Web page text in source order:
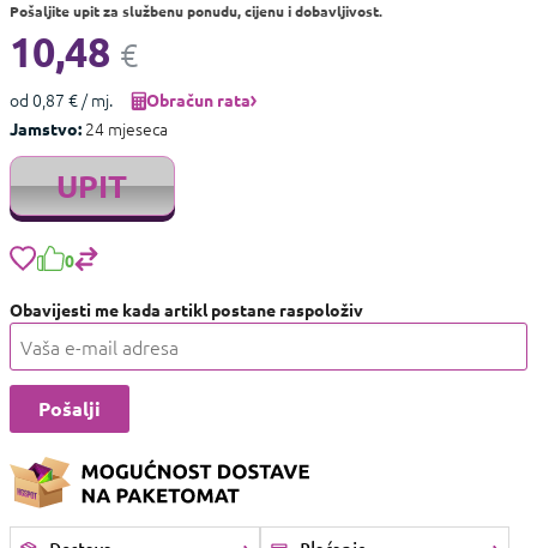
Pošaljite upit za službenu ponudu, cijenu i dobavljivost.
10,48 €
od 0,87 € / mj.
Obračun rata
Jamstvo: 24 mjeseca
UPIT
0
Obavijesti me kada artikl postane raspoloživ